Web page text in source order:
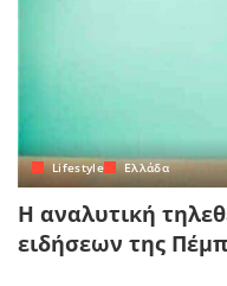
Lifestyle Ελλάδα
Η αναλυτική
ειδήσεων της